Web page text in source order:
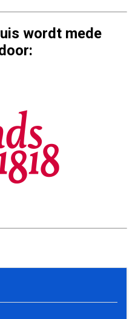
wordt mede